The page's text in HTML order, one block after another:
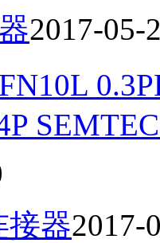
2017-05-
接器2017-